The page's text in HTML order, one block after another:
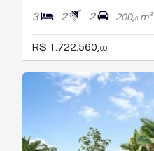
3 2 2 200,0m²
R$ 1.722.560, 00